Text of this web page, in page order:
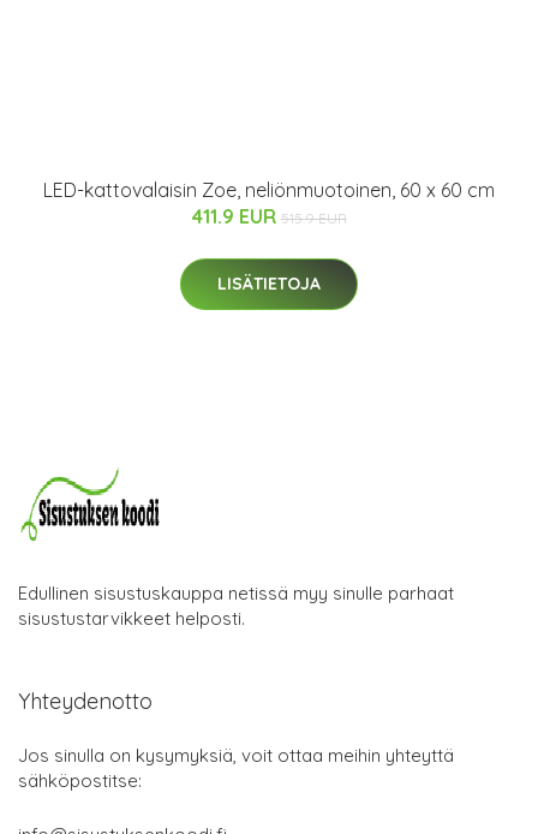
LED-kattovalaisin Zoe, neliönmuotoinen, 60 x 60 cm
411.9 EUR 515.9 EUR
LISÄTIETOJA
Edullinen sisustuskauppa netissä myy sinulle parhaat
sisustustarvikkeet helposti.
Yhteydenotto
Jos sinulla on kysymyksiä, voit ottaa meihin yhteyttä
sähköpostitse: